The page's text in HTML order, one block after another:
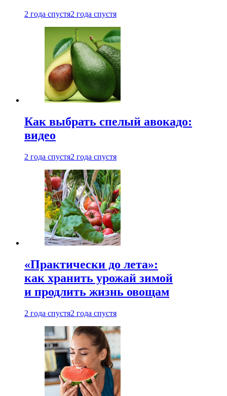
2 года спустя2 года спустя
Как выбрать спелый авокадо:
видео
2 года спустя2 года спустя
«Практически до лета»:
как хранить урожай зимой
и продлить жизнь овощам
2 года спустя2 года спустя